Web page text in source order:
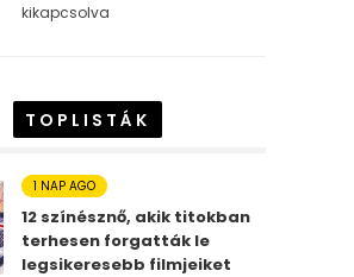
kikapcsolva
TOPLISTÁK
1 NAP AGO
12 színésznő, akik titokban
terhesen forgatták le
legsikeresebb filmjeiket